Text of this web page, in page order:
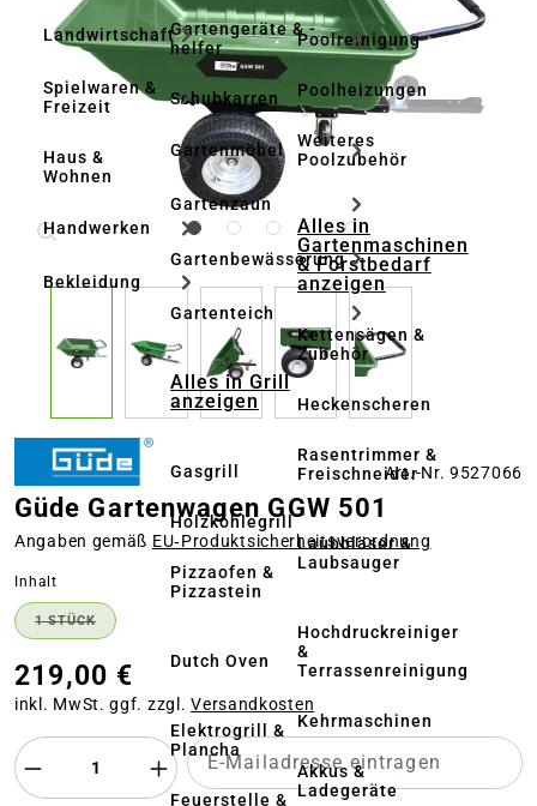
Landwirtschaft
Spielwaren &
Freizeit
Haus &
Wohnen
Handwerken
Bekleidung
Gartengeräte & -
helfer
Schubkarren
Gartenmöbel
Gartenzaun
Gartenbewässerung
Gartenteich
Alles in Grill
anzeigen
Gasgrill
Holzkohlegrill
Pizzaofen &
Pizzastein
Dutch Oven
Elektrogrill &
Plancha
Feuerstelle &
Poolreinigung
Poolheizungen
Weiteres
Poolzubehör
Alles in
Gartenmaschinen
& Forstbedarf
anzeigen
Kettensägen &
Zubehör
Heckenscheren
Rasentrimmer &
Freischneider
Laubbläser &
Laubsauger
Hochdruckreiniger
&
Terrassenreinigung
Kehrmaschinen
Akkus &
Ladegeräte
Art.-Nr. 9527066
Güde Gartenwagen GGW 501
Angaben gemäß EU‑Produktsicherheitsverordnung
Inhalt
1 STÜCK(DIESE OPTION IST ZURZEIT NICHT VERFÜGBAR.)
219,00 €
inkl. MwSt. ggf. zzgl.Versandkosten